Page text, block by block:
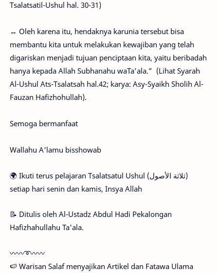
Tsalatsatil-Ushul hal. 30-31)
↔️ Oleh karena itu, hendaknya karunia tersebut bisa
membantu kita untuk melakukan kewajiban yang telah
digariskan menjadi tujuan penciptaan kita, yaitu beribadah
hanya kepada Allah Subhanahu waTa’ala.” (Lihat Syarah
Al-Ushul Ats-Tsalatsah hal.42; karya: Asy-Syaikh Sholih Al-
Fauzan Hafizhohullah).
Semoga bermanfaat
Wallahu A'lamu bisshowab
🌍 Ikuti terus pelajaran Tsalatsatul Ushul (ثلاثة الأصول)
setiap hari senin dan kamis, Insya Allah
📝 Ditulis oleh Al-Ustadz Abdul Hadi Pekalongan
Hafizhahullahu Ta'ala.
〰〰➰〰〰
🍉 Warisan Salaf menyajikan Artikel dan Fatawa Ulama